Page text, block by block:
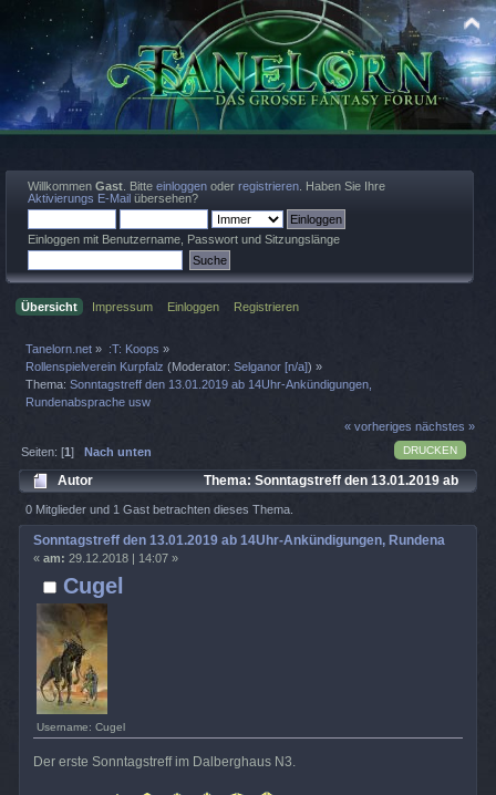
Willkommen Gast . Bitte einloggen oder registrieren . Haben Sie Ihre
Aktivierungs E-Mail übersehen?
Einloggen mit Benutzername, Passwort und Sitzungslänge
Übersicht Impressum Einloggen Registrieren
Tanelorn.net » :T: Koops »
Rollenspielverein Kurpfalz (Moderator:Selganor [n/a]) »
Thema:Sonntagstreff den 13.01.2019 ab 14Uhr-Ankündigungen,
Rundenabsprache usw
« vorheriges nächstes »
DRUCKEN
Seiten: [1]Nach unten
Autor
Thema: Sonntagstreff den 13.01.2019 ab
14Uhr-Ankündigungen, Rundenabsprache usw (Gelesen 4088 mal)
0 Mitglieder und 1 Gast betrachten dieses Thema.
Cugel
Username: Cugel
Sonntagstreff den 13.01.2019 ab 14Uhr-Ankündigungen,
« am: 29.12.2018 | 14:07 »
Der erste Sonntagstreff im Dalberghaus N3.